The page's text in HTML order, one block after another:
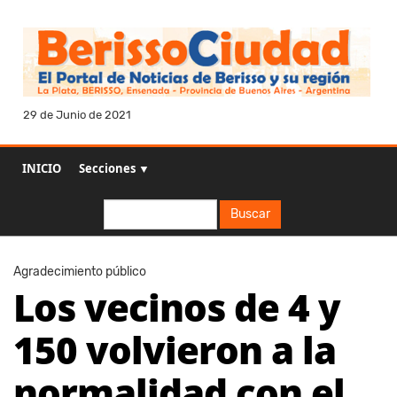
29 de Junio de 2021
INICIO Secciones ▼
Buscar
Agradecimiento público
Los vecinos de 4 y
150 volvieron a la